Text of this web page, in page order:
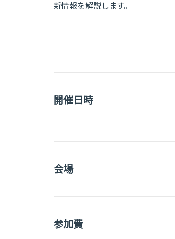
新情報を解説します。
開催日時
会場
参加費